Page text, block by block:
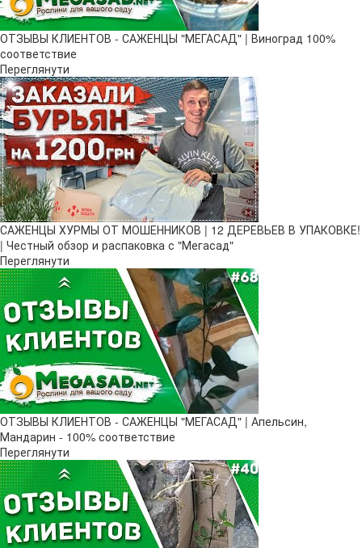
ОТЗЫВЫ КЛИЕНТОВ - САЖЕНЦЫ "МЕГАСАД" | Виноград 100%
соответствие
Переглянути
САЖЕНЦЫ ХУРМЫ ОТ МОШЕННИКОВ | 12 ДЕРЕВЬЕВ В УПАКОВКЕ!
| Честный обзор и распаковка с "Мегасад"
Переглянути
ОТЗЫВЫ КЛИЕНТОВ - САЖЕНЦЫ "МЕГАСАД" | Апельсин,
Мандарин - 100% соответствие
Переглянути